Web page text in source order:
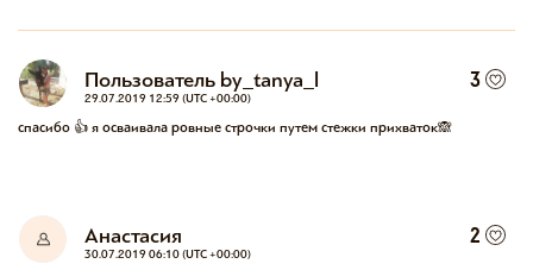
Пользователь by_tanya_l
29.07.2019 12:59 (UTC +00:00)
3
спасибо 👍 я осваивала ровные строчки путем стежки прихваток🙈
Анастасия
30.07.2019 06:10 (UTC +00:00)
2